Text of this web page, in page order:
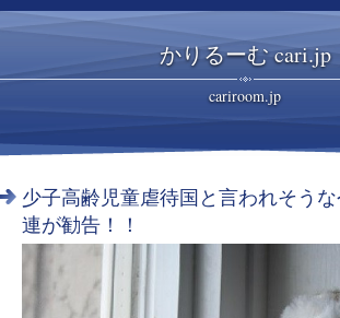
かりるーむ cari.jp
cariroom.jp
少子高齢児童虐待国と言われそう
連が勧告！！